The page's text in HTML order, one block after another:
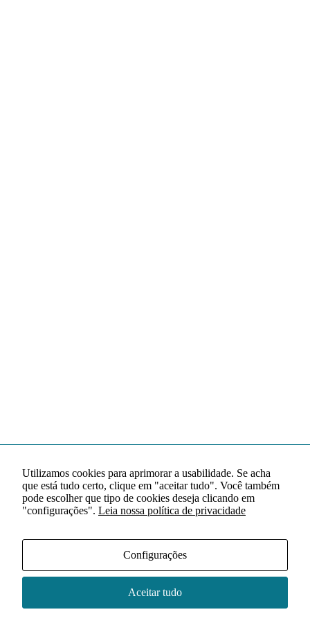
Utilizamos cookies para aprimorar a usabilidade. Se acha
que está tudo certo, clique em "aceitar tudo". Você também
pode escolher que tipo de cookies deseja clicando em
"configurações". Leia nossa política de privacidade
Configurações
Aceitar tudo